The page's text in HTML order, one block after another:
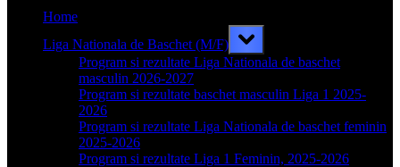
Home
Liga Nationala de Baschet (M/F)
Toggle
sub-
menu
Program si rezultate Liga Nationala de baschet
masculin 2026-2027
Program si rezultate baschet masculin Liga 1 2025-
2026
Program si rezultate Liga Nationala de baschet feminin
2025-2026
Program si rezultate Liga 1 Feminin, 2025-2026